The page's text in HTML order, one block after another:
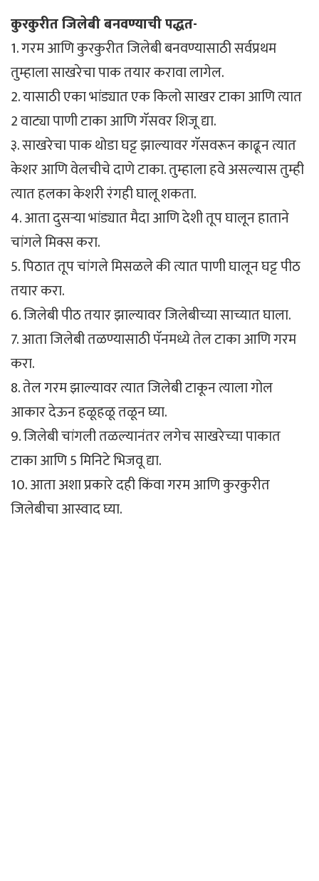
कुरकुरीत जिलेबी बनवण्याची पद्धत-
1. गरम आणि कुरकुरीत जिलेबी बनवण्यासाठी सर्वप्रथम
तुम्हाला साखरेचा पाक तयार करावा लागेल.
2. यासाठी एका भांड्यात एक किलो साखर टाका आणि त्यात
2 वाट्या पाणी टाका आणि गॅसवर शिजू द्या.
३. साखरेचा पाक थोडा घट्ट झाल्यावर गॅसवरून काढून त्यात
केशर आणि वेलचीचे दाणे टाका. तुम्हाला हवे असल्यास तुम्ही
त्यात हलका केशरी रंगही घालू शकता.
4. आता दुसर्‍या भांड्यात मैदा आणि देशी तूप घालून हाताने
चांगले मिक्स करा.
5. पिठात तूप चांगले मिसळले की त्यात पाणी घालून घट्ट पीठ
तयार करा.
6. जिलेबी पीठ तयार झाल्यावर जिलेबीच्या साच्यात घाला.
7. आता जिलेबी तळण्यासाठी पॅनमध्ये तेल टाका आणि गरम
करा.
8. तेल गरम झाल्यावर त्यात जिलेबी टाकून त्याला गोल
आकार देऊन हळूहळू तळून घ्या.
9. जिलेबी चांगली तळल्यानंतर लगेच साखरेच्या पाकात
टाका आणि 5 मिनिटे भिजवू द्या.
10. आता अशा प्रकारे दही किंवा गरम आणि कुरकुरीत
जिलेबीचा आस्वाद घ्या.